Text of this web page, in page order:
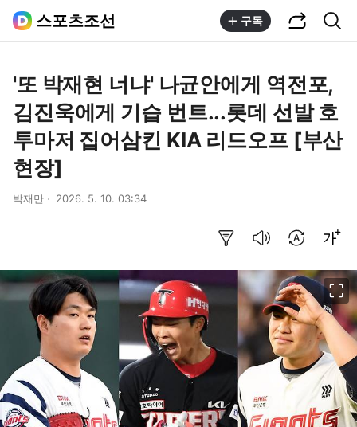
스포츠조선 구독
'또 박재현 너냐' 나균안에게 역전포,
김진욱에게 기습 번트...롯데 선발 호
투마저 집어삼킨 KIA 리드오프 [부산
현장]
박재만 2026. 5. 10. 03:34